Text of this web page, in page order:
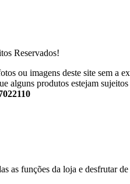
Reservados!
ou imagens deste site sem a
alguns produtos estejam
as funções da loja e desfrutar